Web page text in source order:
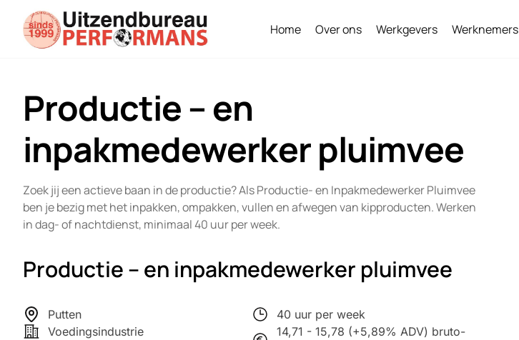
Home Over ons Werkgevers Werknemers
Productie – en
inpakmedewerker pluimvee
Zoek jij een actieve baan in de productie? Als Productie- en Inpakmedewerker Pluimvee
ben je bezig met het inpakken, ompakken, vullen en afwegen van kipproducten. Werken
in dag- of nachtdienst, minimaal 40 uur per week.
Productie – en inpakmedewerker pluimvee
Putten
Voedingsindustrie
40 uur per week
14,71 - 15,78 (+5,89% ADV) bruto-